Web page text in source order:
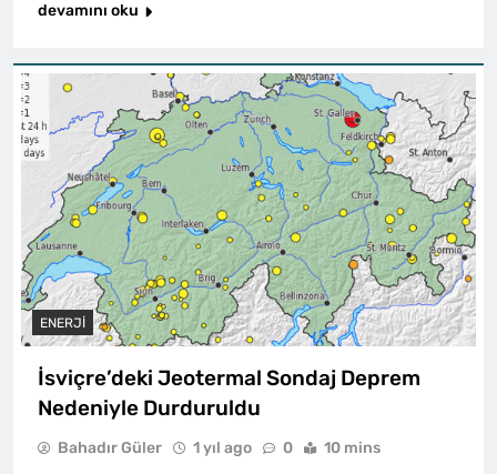
devamını oku
ENERJI
İsviçre’deki Jeotermal Sondaj Deprem
Nedeniyle Durduruldu
Bahadır Güler 1 yıl ago 0 10 mins